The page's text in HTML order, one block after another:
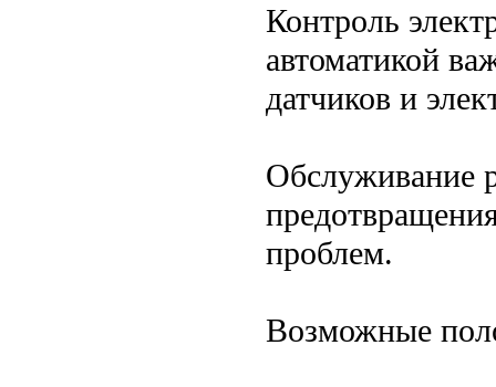
Контроль
автоматикой
датчиков и
Обслуживание
проблем.
Возможные